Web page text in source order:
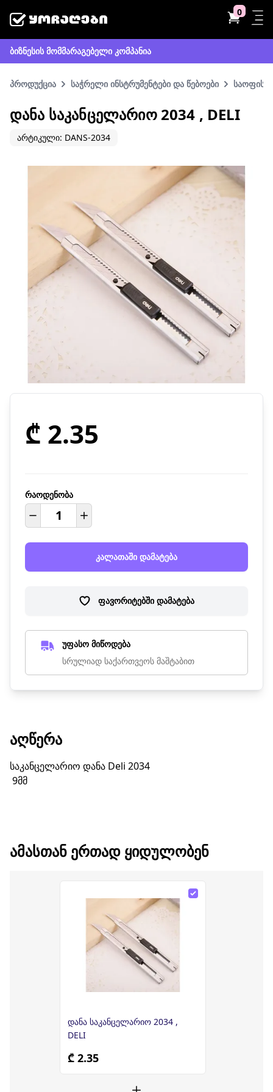
0
ბიზნესის მომმარაგებელი კომპანია
პროდუქცია საჭრელი ინსტრუმენტები და წებოები საოფისე
ᲓᲐᲜᲐ ᲡᲐᲙᲐᲜᲪᲔᲚᲐᲠᲘᲝ 2034 , DELI
არტიკული: DANS-2034
₾ 2.35
რაოდენობა
კალათაში დამატება
ფავორიტებში დამატება
უფასო მიწოდება
სრულიად საქართვეოს მაშტაბით
ᲐᲦᲬᲔᲠᲐ
საკანცელარიო დანა Deli 2034
9მმ
ᲐᲛᲐᲡᲗᲐᲜ ᲔᲠᲗᲐᲓ ᲧᲘᲓᲣᲚᲝᲑᲔᲜ
დანა საკანცელარიო 2034 ,
DELI
₾ 2.35